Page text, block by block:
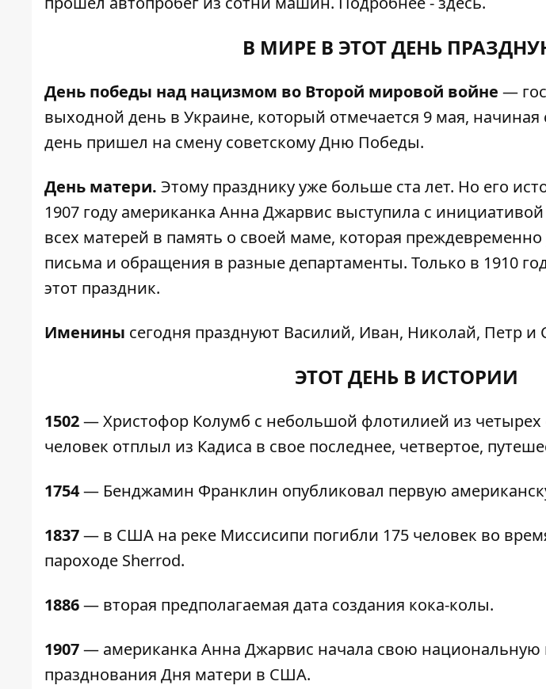
В МИРЕ В ЭТОТ ДЕНЬ
День победы над нацизмом во Второй мировой войне —
выходной день в Украине, который отмечается 9 мая, начиная
день пришел на смену советскому Дню Победы.
День матери. Этому празднику уже больше ста лет. Но его
1907 году американка Анна Джарвис выступила с
всех матерей в память о своей маме, которая
письма и обращения в разные департаменты. Только в 1910
этот праздник.
Именины сегодня празднуют Василий, Иван, Николай, Петр и
ЭТОТ ДЕНЬ В ИСТОРИИ
1502— Христофор Колумб с небольшой флотилией из четырех
человек отплыл из Кадиса в свое последнее, четвертое,
1754— Бенджамин Франклин опубликовал первую
1837— в США на реке Миссисипи погибли 175 человек во
пароходе Sherrod.
1886— вторая предполагаемая дата создания кока-колы.
1907— американка Анна Джарвис начала свою
празднования Дня матери в США.